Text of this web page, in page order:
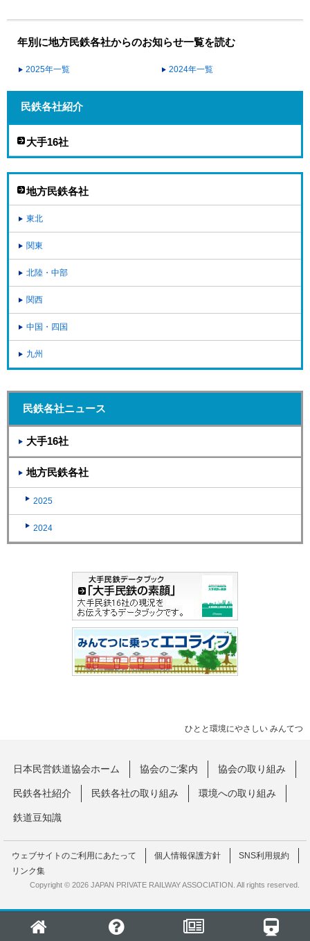
年別に地方民鉄各社からのお知らせ一覧を読む
2025年一覧 2024年一覧
民鉄各社紹介
大手16社
地方民鉄各社
東北
関東
北陸・中部
関西
中国・四国
九州
民鉄各社ニュース
大手16社
地方民鉄各社
2025
2024
ひとと環境にやさしい みんてつ
日本民営鉄道協会ホーム 協会のご案内 協会の取り組み
民鉄各社紹介 民鉄各社の取り組み 環境への取り組み
鉄道豆知識
ウェブサイトのご利用にあたって 個人情報保護方針
SNS利用規約
リンク集
Copyright © 2026 JAPAN PRIVATE RAILWAY ASSOCIATION. All rights reserved.